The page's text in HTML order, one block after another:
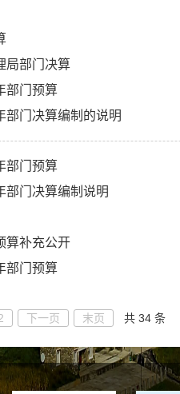
局部门决算
部门预算
部门决算编制的说明
部门预算
部门决算编制说明
算补充公开
部门预算
下一页 末页 共 34 条